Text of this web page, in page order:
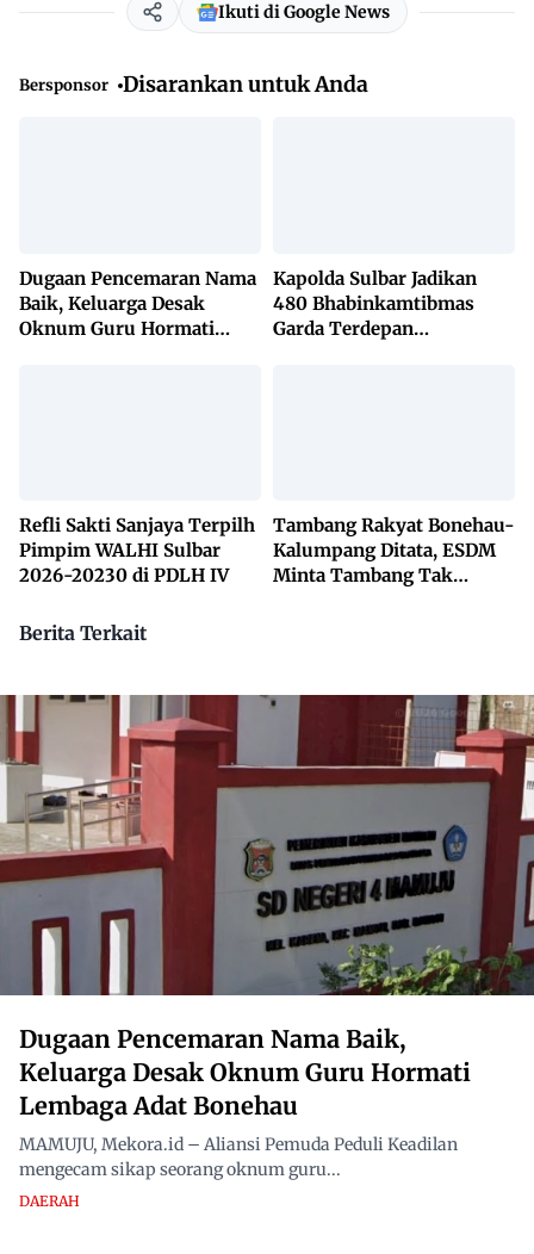
Ikuti di Google News
Bersponsor Disarankan untuk Anda
Dugaan Pencemaran Nama
Baik, Keluarga Desak
Oknum Guru Hormati
Kapolda Sulbar Jadikan
480 Bhabinkamtibmas
Garda Terdepan
Refli Sakti Sanjaya Terpilh
Pimpim WALHI Sulbar
2026-20230 di PDLH IV
Tambang Rakyat Bonehau-
Kalumpang Ditata, ESDM
Minta Tambang Tak
Berita Terkait
Dugaan Pencemaran Nama Baik,
Keluarga Desak Oknum Guru Hormati
Lembaga Adat Bonehau
MAMUJU, Mekora.id – Aliansi Pemuda Peduli Keadilan
mengecam sikap seorang oknum guru...
DAERAH